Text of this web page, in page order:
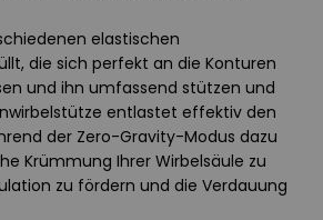
elastischen
die sich perfekt an die Konturen
und ihn umfassend stützen und
entlastet effektiv den
der Zero-Gravity-Modus dazu
Krümmung Ihrer Wirbelsäule zu
zu fördern und die Verdauung